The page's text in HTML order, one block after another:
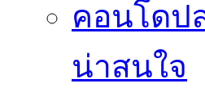
คอนโดป
น่าสนใจ